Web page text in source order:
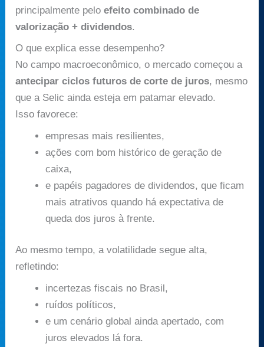
principalmente peloefeito combinado de
valorização + dividendos.
O que explica esse desempenho?
No campo macroeconômico, o mercado começou a
antecipar ciclos futuros de corte de juros, mesmo
que a Selic ainda esteja em patamar elevado.
Isso favorece:
empresas mais resilientes,
ações com bom histórico de geração de
caixa,
e papéis pagadores de dividendos, que ficam
mais atrativos quando há expectativa de
queda dos juros à frente.
Ao mesmo tempo, a volatilidade segue alta,
refletindo:
incertezas fiscais no Brasil,
ruídos políticos,
e um cenário global ainda apertado, com
juros elevados lá fora.